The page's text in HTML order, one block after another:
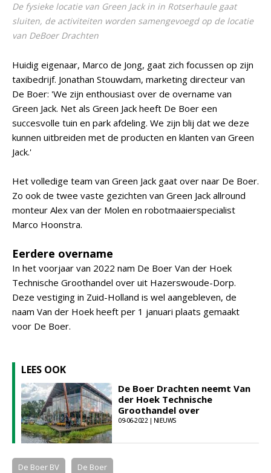
De fysieke locatie van Green Jack in in Rotserhaule gaat
sluiten, de activiteiten worden samengevoegd op de locatie
van DeBoer Drachten
Huidig eigenaar, Marco de Jong, gaat zich focussen op zijn
taxibedrijf. Jonathan Stouwdam, marketing directeur van
De Boer: 'We zijn enthousiast over de overname van
Green Jack. Net als Green Jack heeft De Boer een
succesvolle tuin en park afdeling. We zijn blij dat we deze
kunnen uitbreiden met de producten en klanten van Green
Jack.'
Het volledige team van Green Jack gaat over naar De Boer.
Zo ook de twee vaste gezichten van Green Jack allround
monteur Alex van der Molen en robotmaaierspecialist
Marco Hoonstra.
Eerdere overname
In het voorjaar van 2022 nam De Boer Van der Hoek
Technische Groothandel over uit Hazerswoude-Dorp.
Deze vestiging in Zuid-Holland is wel aangebleven, de
naam Van der Hoek heeft per 1 januari plaats gemaakt
voor De Boer.
LEES OOK
De Boer Drachten neemt Van
der Hoek Technische
Groothandel over
09-06-2022 | NIEUWS
De Boer BV De Boer